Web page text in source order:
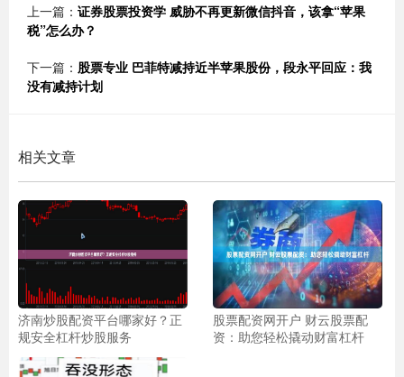
上一篇： 证券股票投资学 威胁不再更新微信抖音，该拿“苹果
税”怎么办？
下一篇： 股票专业 巴菲特减持近半苹果股份，段永平回应：我
没有减持计划
相关文章
济南炒股配资平台哪家好？正
规安全杠杆炒股服务
股票配资网开户 财云股票配
资：助您轻松撬动财富杠杆